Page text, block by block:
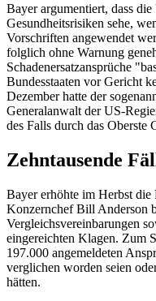
Bayer argumentiert, dass
Gesundheitsrisiken sehe,
Vorschriften angewendet
folglich ohne Warnung
Schadenersatzansprüche
Bundesstaaten vor Gericht
Dezember hatte der
Generalanwalt der US-
des Falls durch das Oberste
Zehntausende
Bayer erhöhte im Herbst
Konzernchef Bill Anderson
Vergleichsvereinbarungen
eingereichten Klagen. Zum
197.000 angemeldeten
verglichen worden seien
hätten.